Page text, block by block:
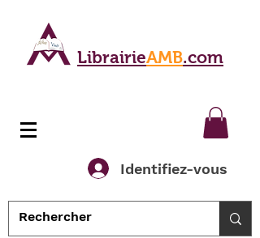
LibrairieAMB.com
Identifiez-vous